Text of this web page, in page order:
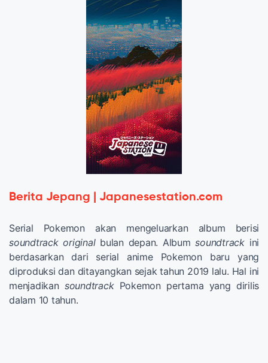
Berita Jepang | Japanesestation.com
Serial Pokemon akan mengeluarkan album berisi
soundtrack originalbulan depan. Albumsoundtrackini
berdasarkan dari serial anime Pokemon baru yang
diproduksi dan ditayangkan sejak tahun 2019 lalu. Hal ini
menjadikan soundtrackPokemon pertama yang dirilis
dalam 10 tahun.